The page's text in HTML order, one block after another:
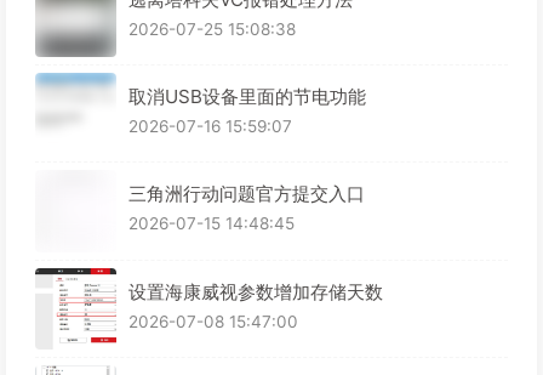
2026-07-25 15:08:38
取消USB设备里面的节电功能
2026-07-16 15:59:07
三角洲行动问题官方提交入口
2026-07-15 14:48:45
设置海康威视参数增加存储天数
2026-07-08 15:47:00